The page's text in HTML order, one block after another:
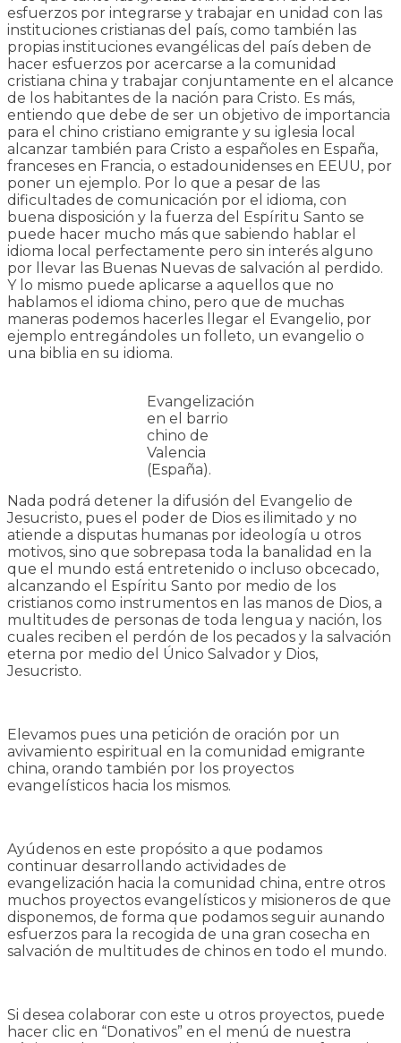
esfuerzos por integrarse y trabajar en unidad con las
instituciones cristianas del país, como también las
propias instituciones evangélicas del país deben de
hacer esfuerzos por acercarse a la comunidad
cristiana china y trabajar conjuntamente en el alcance
de los habitantes de la nación para Cristo. Es más,
entiendo que debe de ser un objetivo de importancia
para el chino cristiano emigrante y su iglesia local
alcanzar también para Cristo a españoles en España,
franceses en Francia, o estadounidenses en EEUU, por
poner un ejemplo. Por lo que a pesar de las
dificultades de comunicación por el idioma, con
buena disposición y la fuerza del Espíritu Santo se
puede hacer mucho más que sabiendo hablar el
idioma local perfectamente pero sin interés alguno
por llevar las Buenas Nuevas de salvación al perdido.
Y lo mismo puede aplicarse a aquellos que no
hablamos el idioma chino, pero que de muchas
maneras podemos hacerles llegar el Evangelio, por
ejemplo entregándoles un folleto, un evangelio o
una biblia en su idioma.
Evangelización
en el barrio
chino de
Valencia
(España).
Nada podrá detener la difusión del Evangelio de
Jesucristo, pues el poder de Dios es ilimitado y no
atiende a disputas humanas por ideología u otros
motivos, sino que sobrepasa toda la banalidad en la
que el mundo está entretenido o incluso obcecado,
alcanzando el Espíritu Santo por medio de los
cristianos como instrumentos en las manos de Dios, a
multitudes de personas de toda lengua y nación, los
cuales reciben el perdón de los pecados y la salvación
eterna por medio del Único Salvador y Dios,
Jesucristo.
Elevamos pues una petición de oración por un
avivamiento espiritual en la comunidad emigrante
china, orando también por los proyectos
evangelísticos hacia los mismos.
Ayúdenos en este propósito a que podamos
continuar desarrollando actividades de
evangelización hacia la comunidad china, entre otros
muchos proyectos evangelísticos y misioneros de que
disponemos, de forma que podamos seguir aunando
esfuerzos para la recogida de una gran cosecha en
salvación de multitudes de chinos en todo el mundo.
Si desea colaborar con este u otros proyectos, puede
hacer clic en “Donativos” en el menú de nuestra